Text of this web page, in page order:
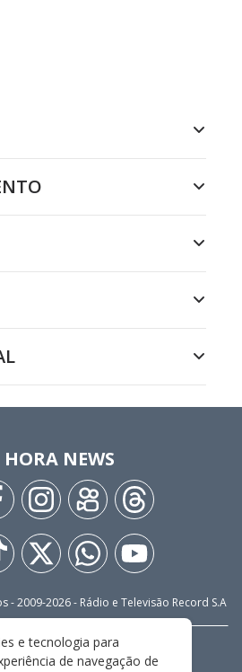
HORA NEWS
- 2009-2026- Rádio e Televisão Record S.A
CONOSCO
PRIVACIDADE
e tecnologia para
de navegação de